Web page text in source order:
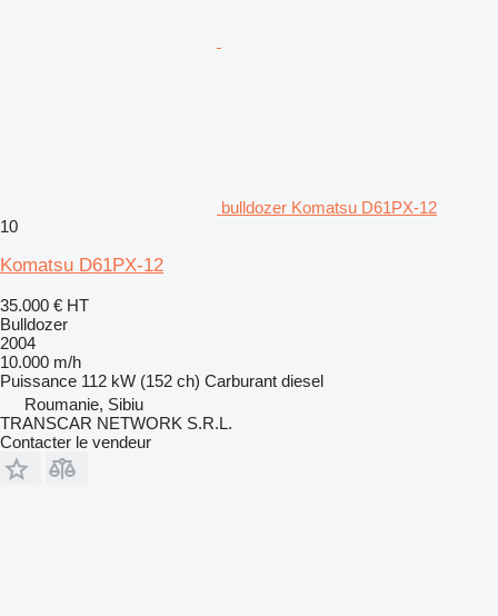
bulldozer Komatsu D61PX-12
10
Komatsu D61PX-12
35.000 € HT
Bulldozer
2004
10.000 m/h
Puissance 112 kW (152 ch) Carburant diesel
Roumanie, Sibiu
TRANSCAR NETWORK S.R.L.
Contacter le vendeur